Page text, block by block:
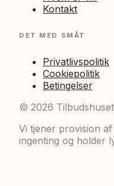
Kontakt
DET MED SMÅT
Privatlivspolitik
Cookiepolitik
Betingelser
© 2026
Vi tjener provision
ingenting og holder